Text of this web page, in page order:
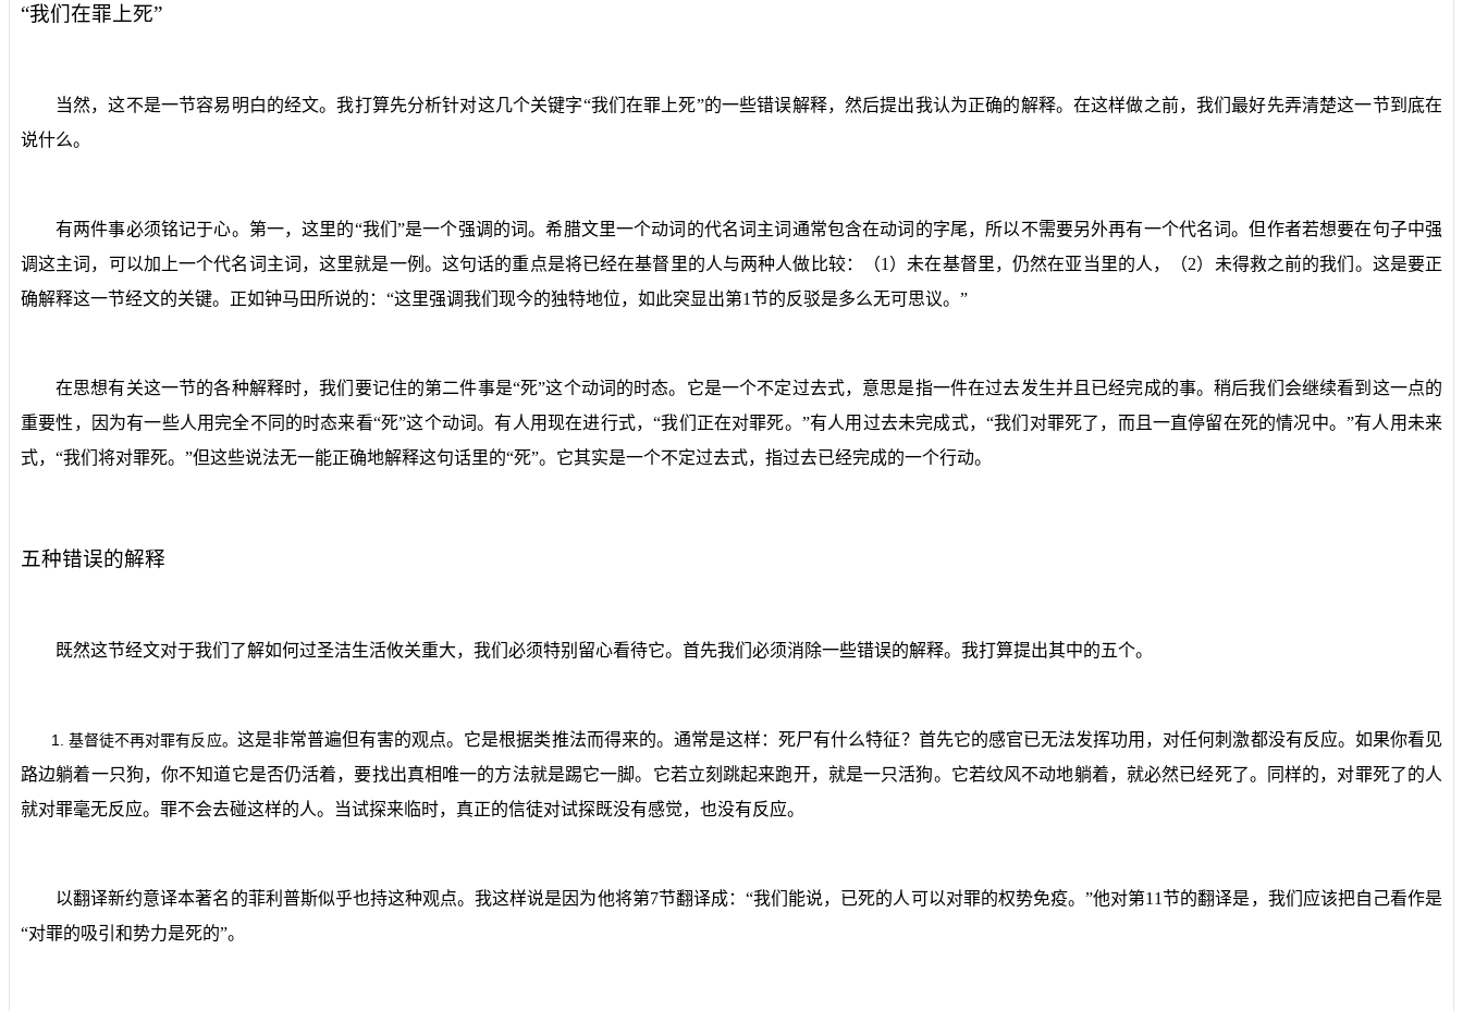
“我们在罪上死”
当然，这不是一节容易明白的经文。我打算先分析针对这几个关键字“我们在罪上死”的一些错误解释，然后提出我认为正确的解释。在这样做之前，我们最好先弄清楚这一节到底在
说什么。
有两件事必须铭记于心。第一，这里的“我们”是一个强调的词。希腊文里一个动词的代名词主词通常包含在动词的字尾，所以不需要另外再有一个代名词。但作者若想要在句子中强
调这主词，可以加上一个代名词主词，这里就是一例。这句话的重点是将已经在基督里的人与两种人做比较：（1 ）未在基督里，仍然在亚当里的人，（2）未得救之前的我们。这是要正
确解释这一节经文的关键。正如钟马田所说的：“这里强调我们现今的独特地位，如此突显出第1节的反驳是多么无可思议。”
在思想有关这一节的各种解释时，我们要记住的第二件事是“死”这个动词的时态。它是一个不定过去式，意思是指一件在过去发生并且已经完成的事。稍后我们会继续看到这一点的
重要性，因为有一些人用完全不同的时态来看“死”这个动词。有人用现在进行式，“我们正在对罪死。”有人用过去未完成式，“我们对罪死了，而且一直停留在死的情况中。”有人用未来
式，“我们将对罪死。”但这些说法无一能正确地解释这句话里的“死”。它其实是一个不定过去式，指过去已经完成的一个行动。
五种错误的解释
既然这节经文对于我们了解如何过圣洁生活攸关重大，我们必须特别留心看待它。首先我们必须消除一些错误的解释。我打算提出其中的五个。
1.基督徒不再对罪有反应。 这是非常普遍但有害的观点。它是根据类推法而得来的。通常是这样：死尸有什么特征？首先它的感官已无法发挥功用，对任何刺激都没有反应。如果你看见
路边躺着一只狗，你不知道它是否仍活着，要找出真相唯一的方法就是踢它一脚。它若立刻跳起来跑开，就是一只活狗。它若纹风不动地躺着，就必然已经死了。同样的，对罪死了的人
就对罪毫无反应。罪不会去碰这样的人。当试探来临时，真正的信徒对试探既没有感觉，也没有反应。
以翻译新约意译本著名的菲利普斯似乎也持这种观点。我这样说是因为他将第7节翻译成：“我们能说，已死的人可以对罪的权势免疫。”他对第11节的翻译是，我们应该把自己看作是
“对罪的吸引和势力是死的”。